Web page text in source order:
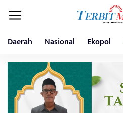
Daerah Nasional Ekopol